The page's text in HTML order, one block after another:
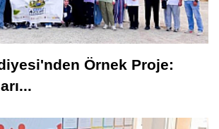
Örnek Proje: